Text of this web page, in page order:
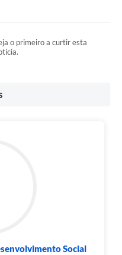
o primeiro a curtir esta
Social